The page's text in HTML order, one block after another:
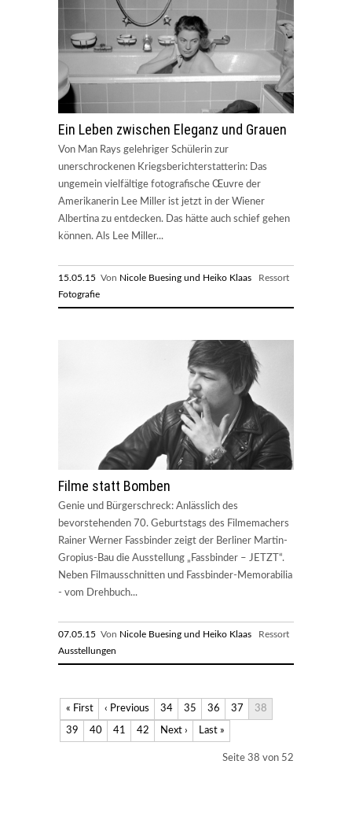
Ein Leben zwischen Eleganz und Grauen
Von Man Rays gelehriger Schülerin zur
unerschrockenen Kriegsberichterstatterin: Das
ungemein vielfältige fotografische Œuvre der
Amerikanerin Lee Miller ist jetzt in der Wiener
Albertina zu entdecken. Das hätte auch schief gehen
können. Als Lee Miller...
15.05.15 Von Nicole Buesing und Heiko Klaas Ressort
Fotografie
Filme statt Bomben
Genie und Bürgerschreck: Anlässlich des
bevorstehenden 70. Geburtstags des Filmemachers
Rainer Werner Fassbinder zeigt der Berliner Martin-
Gropius-Bau die Ausstellung „Fassbinder – JETZT“.
Neben Filmausschnitten und Fassbinder-Memorabilia
- vom Drehbuch...
07.05.15 Von Nicole Buesing und Heiko Klaas Ressort
Ausstellungen
« First ‹ Previous 34 35 36 37 38
39 40 41 42 Next › Last »
Seite 38 von 52